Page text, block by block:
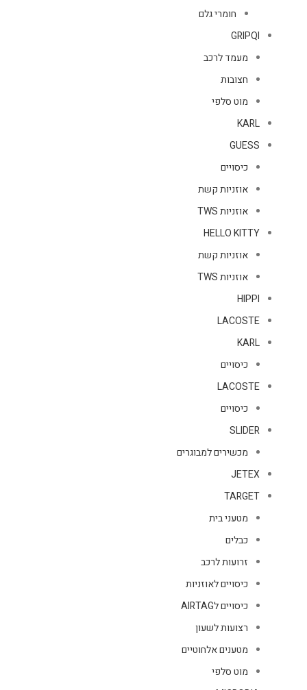
חומרי גלם
GRIPQI
מעמד לרכב
חצובות
מוט סלפי
KARL
GUESS
כיסויים
אוזניות קשת
אוזניות TWS
HELLO KITTY
אוזניות קשת
אוזניות TWS
HIPPI
LACOSTE
KARL
כיסויים
LACOSTE
כיסויים
SLIDER
מכשירים למבוגרים
JETEX
TARGET
מטעני בית
כבלים
זרועות לרכב
כיסויים לאוזניות
כיסויים לAIRTAG
רצועות לשעון
מטענים אלחוטיים
מוט סלפי